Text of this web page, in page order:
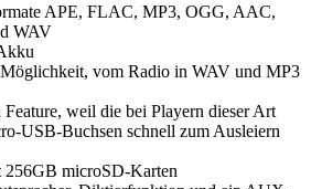
APE, FLAC, MP3, OGG, AAC,
WAV
vom Radio in WAV und MP3
weil die bei Playern dieser Art
USB-Buchsen schnell zum Ausleiern
256GB microSD-Karten